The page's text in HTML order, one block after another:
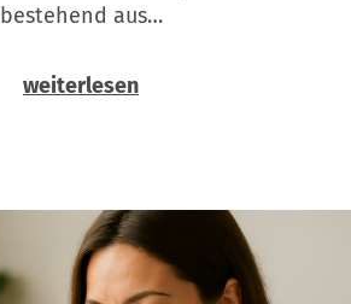
bestehend aus…
weiterlesen